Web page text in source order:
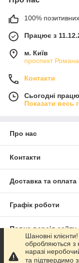
100% позитивних
Працює з
м. Київ
проспект
Контакти
Сьогодні
Показати весь
Про нас
Контакти
Доставка та оплата
Графік роботи
Повна версія сайту
Сайт створено на
Шановні
обробляються з
наразі
та підтвердимо